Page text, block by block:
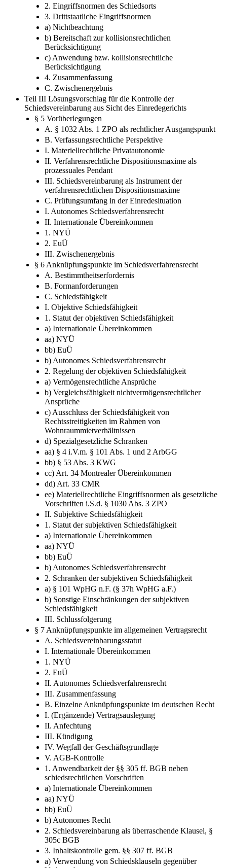
2. Eingriffsnormen des Schiedsorts
3. Drittstaatliche Eingriffsnormen
a) Nichtbeachtung
b) Bereitschaft zur kollisionsrechtlichen
Berücksichtigung
c) Anwendung bzw. kollisionsrechtliche
Berücksichtigung
4. Zusammenfassung
C. Zwischenergebnis
Teil III Lösungsvorschlag für die Kontrolle der
Schiedsvereinbarung aus Sicht des Einredegerichts
§ 5 Vorüberlegungen
A. § 1032 Abs. 1 ZPO als rechtlicher Ausgangspunkt
B. Verfassungsrechtliche Perspektive
I. Materiellrechtliche Privatautonomie
II. Verfahrensrechtliche Dispositionsmaxime als
prozessuales Pendant
III. Schiedsvereinbarung als Instrument der
verfahrensrechtlichen Dispositionsmaxime
C. Prüfungsumfang in der Einredesituation
I. Autonomes Schiedsverfahrensrecht
II. Internationale Übereinkommen
1. NYÜ
2. EuÜ
III. Zwischenergebnis
§ 6 Anknüpfungspunkte im Schiedsverfahrensrecht
A. Bestimmtheitserfordernis
B. Formanforderungen
C. Schiedsfähigkeit
I. Objektive Schiedsfähigkeit
1. Statut der objektiven Schiedsfähigkeit
a) Internationale Übereinkommen
aa) NYÜ
bb) EuÜ
b) Autonomes Schiedsverfahrensrecht
2. Regelung der objektiven Schiedsfähigkeit
a) Vermögensrechtliche Ansprüche
b) Vergleichsfähigkeit nichtvermögensrechtlicher
Ansprüche
c) Ausschluss der Schiedsfähigkeit von
Rechtsstreitigkeiten im Rahmen von
Wohnraummietverhältnissen
d) Spezialgesetzliche Schranken
aa) § 4 i.V.m. § 101 Abs. 1 und 2 ArbGG
bb) § 53 Abs. 3 KWG
cc) Art. 34 Montrealer Übereinkommen
dd) Art. 33 CMR
ee) Materiellrechtliche Eingriffsnormen als gesetzliche
Vorschriften i.S.d. § 1030 Abs. 3 ZPO
II. Subjektive Schiedsfähigkeit
1. Statut der subjektiven Schiedsfähigkeit
a) Internationale Übereinkommen
aa) NYÜ
bb) EuÜ
b) Autonomes Schiedsverfahrensrecht
2. Schranken der subjektiven Schiedsfähigkeit
a) § 101 WpHG n.F. (§ 37h WpHG a.F.)
b) Sonstige Einschränkungen der subjektiven
Schiedsfähigkeit
III. Schlussfolgerung
§ 7 Anknüpfungspunkte im allgemeinen Vertragsrecht
A. Schiedsvereinbarungsstatut
I. Internationale Übereinkommen
1. NYÜ
2. EuÜ
II. Autonomes Schiedsverfahrensrecht
III. Zusammenfassung
B. Einzelne Anknüpfungspunkte im deutschen Recht
I. (Ergänzende) Vertragsauslegung
II. Anfechtung
III. Kündigung
IV. Wegfall der Geschäftsgrundlage
V. AGB-Kontrolle
1. Anwendbarkeit der §§ 305 ff. BGB neben
schiedsrechtlichen Vorschriften
a) Internationale Übereinkommen
aa) NYÜ
bb) EuÜ
b) Autonomes Recht
2. Schiedsvereinbarung als überraschende Klausel, §
305c BGB
3. Inhaltskontrolle gem. §§ 307 ff. BGB
a) Verwendung von Schiedsklauseln gegenüber